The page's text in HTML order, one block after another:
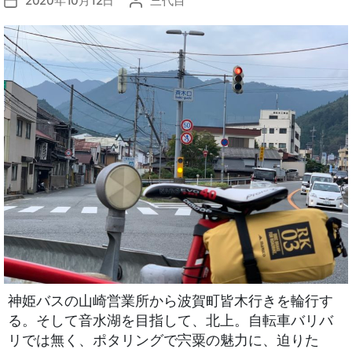
日
者
神姫バスの山崎営業所から波賀町皆木行きを輪行す
る。そして音水湖を目指して、北上。自転車バリバ
リでは無く、ポタリングで宍粟の魅力に、迫りた